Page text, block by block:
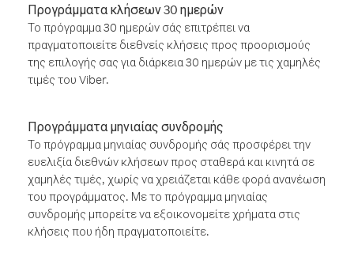
Προγράμματα κλήσεων 30 ημερών
Το πρόγραμμα 30 ημερών σάς επιτρέπει να
πραγματοποιείτε διεθνείς κλήσεις προς προορισμούς
της επιλογής σας για διάρκεια 30 ημερών με τις χαμηλές
τιμές του Viber.
Προγράμματα μηνιαίας συνδρομής
Το πρόγραμμα μηνιαίας συνδρομής σάς προσφέρει την
ευελιξία διεθνών κλήσεων προς σταθερά και κινητά σε
χαμηλές τιμές, χωρίς να χρειάζεται κάθε φορά ανανέωση
του προγράμματος. Με το πρόγραμμα μηνιαίας
συνδρομής μπορείτε να εξοικονομείτε χρήματα στις
κλήσεις που ήδη πραγματοποιείτε.